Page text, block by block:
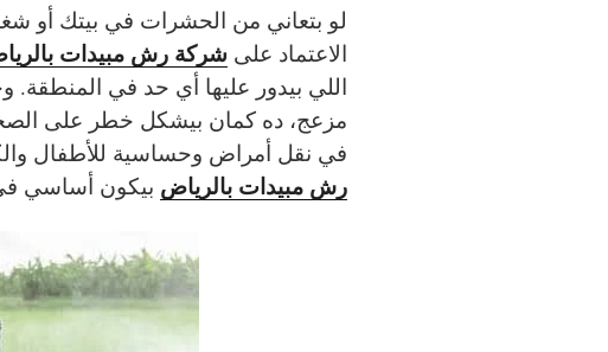
لو بتعاني من الحشرات في بيتك أو
الاعتماد على شركة رش مبيدات
اللي بيدور عليها أي حد في
مزعج، ده كمان بيشكل خطر على
في نقل أمراض وحساسية للأطفال
رش مبيدات بالرياض بيكون أساسي في